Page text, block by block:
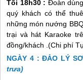
Tối 18h30 : Đoàn
quý khách có thể
những món nướng
trại và hát Karaoke
đồng/khách .(Chi phí
NGÀY 4 : ĐẢO LÝ
trưa)